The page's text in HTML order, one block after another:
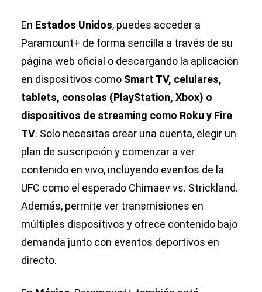
En Estados Unidos, puedes acceder a
Paramount+ de forma sencilla a través de su
página web oficial o descargando la aplicación
en dispositivos como Smart TV, celulares,
tablets, consolas (PlayStation, Xbox) o
dispositivos de streaming como Roku y Fire
TV. Solo necesitas crear una cuenta, elegir un
plan de suscripción y comenzar a ver
contenido en vivo, incluyendo eventos de la
UFC como el esperado Chimaev vs. Strickland.
Además, permite ver transmisiones en
múltiples dispositivos y ofrece contenido bajo
demanda junto con eventos deportivos en
directo.